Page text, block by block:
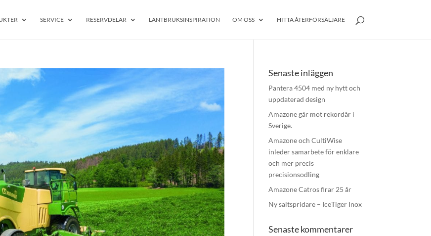
SERVICE RESERVDELAR LANTBRUKSINSPIRATION OM OSS HITTA ÅTERFÖRSÄLJARE
Senaste inläggen
Pantera 4504 med ny hytt och
uppdaterad design
Amazone går mot rekordår i
Sverige.
Amazone och CultiWise
inleder samarbete för enklare
och mer precis
precisionsodling
Amazone Catros firar 25 år
Ny saltspridare – IceTiger Inox
Senaste kommentarer